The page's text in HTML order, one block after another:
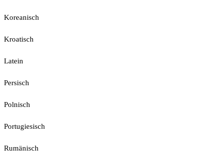
Koreanisch
Kroatisch
Latein
Persisch
Polnisch
Portugiesisch
Rumänisch